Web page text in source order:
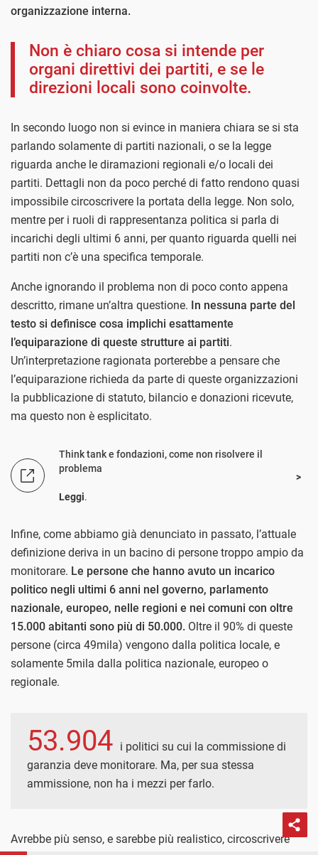
organizzazione interna.
Non è chiaro cosa si intende per
organi direttivi dei partiti, e se le
direzioni locali sono coinvolte.
In secondo luogo non si evince in maniera chiara se si sta
parlando solamente di partiti nazionali, o se la legge
riguarda anche le diramazioni regionali e/o locali dei
partiti. Dettagli non da poco perché di fatto rendono quasi
impossibile circoscrivere la portata della legge. Non solo,
mentre per i ruoli di rappresentanza politica si parla di
incarichi degli ultimi 6 anni, per quanto riguarda quelli nei
partiti non c’è una specifica temporale.
Anche ignorando il problema non di poco conto appena
descritto, rimane un’altra questione. In nessuna parte del
testo si definisce cosa implichi esattamente
l’equiparazione di queste strutture ai partiti.
Un’interpretazione ragionata porterebbe a pensare che
l’equiparazione richieda da parte di queste organizzazioni
la pubblicazione di statuto, bilancio e donazioni ricevute,
ma questo non è esplicitato.
Think tank e fondazioni, come non risolvere il
problema
Leggi.
Infine, come abbiamo già denunciato in passato, l’attuale
definizione deriva in un bacino di persone troppo ampio da
monitorare. Le persone che hanno avuto un incarico
politico negli ultimi 6 anni nel governo, parlamento
nazionale, europeo, nelle regioni e nei comuni con oltre
15.000 abitanti sono più di 50.000. Oltre il 90% di queste
persone (circa 49mila) vengono dalla politica locale, e
solamente 5mila dalla politica nazionale, europeo o
regionale.
53.904 i politici su cui la commissione di
garanzia deve monitorare. Ma, per sua stessa
ammissione, non ha i mezzi per farlo.
Avrebbe più senso, e sarebbe più realistico, circoscrivere